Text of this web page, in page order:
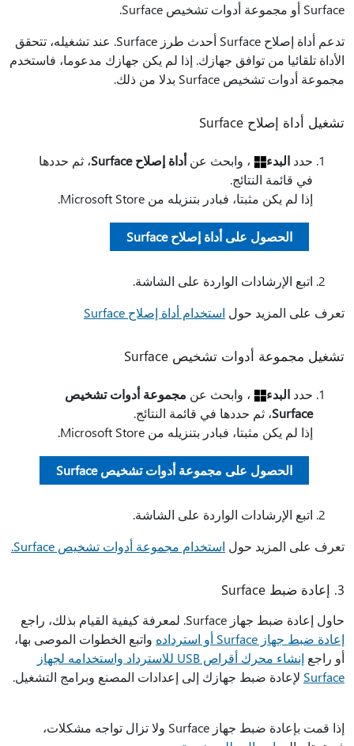
Surface أو مجموعة أدوات تشخيص Surface.
تدعم أداة إصلاح Surface أحدث طرز Surface. عند تشغيله، تتحقق
الأداة تلقائيا من توافق جهازك. إذا لم يكن جهازك مدعوما، فاستخدم
مجموعة أدوات تشخيص Surface بدلا من ذلك.
تشغيل أداة إصلاح Surface
حدد البدء ، وابحث عنأداة إصلاح Surface
، ثم حددها
في قائمة النتائج.
إذا لم يكن مثبتا، فبادر بتنزيله من Microsoft Store.
الحصول على أداة إصلاح Surface
اتبع الإرشادات الواردة على الشاشة.
تعرف على المزيد حول استخدام أداة إصلاح Surface
تشغيل مجموعة أدوات تشخيص Surface
حدد البدء ، وابحث عن مجموعة أدوات تشخيص
Surface، ثم حددها في قائمة النتائج.
إذا لم يكن مثبتا، فبادر بتنزيله من Microsoft Store.
الحصول على مجموعة أدوات تشخيص Surface
اتبع الإرشادات الواردة على الشاشة.
تعرف على المزيد حول استخدام مجموعة أدوات تشخيص Surface.
3. إعادة ضبط Surface
حاول إعادة ضبط جهاز Surface. لمعرفة كيفية القيام بذلك، راجع
إعادة ضبط جهاز Surface أو استرداده
واتبع الخطوات الموصى بها،
أو راجع
إنشاء محرك أقراص USB للاسترداد واستخدامه لجهاز
Surface لإعادة ضبط جهازك إلى إعدادات المصنع وبرامج التشغيل.
إذا قمت بإعادة ضبط جهاز Surface ولا تزال تواجه مشكلات،